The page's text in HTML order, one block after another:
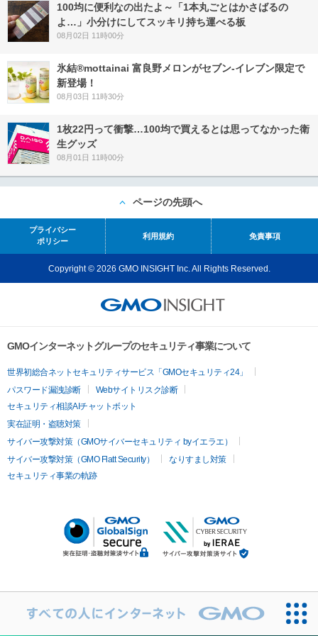
100均に便利なの出たよ～「1本丸ごとはかさばるの
よ…」小分けにしてスッキリ持ち運べる板
08月02日 11時00分
氷結®mottainai 富良野メロンがセブン‐イレブン限定で
新登場！
08月03日 11時30分
1枚22円って衝撃…100均で買えるとは思ってなかった衛
生グッズ
08月01日 11時00分
ページの先頭へ
プライバシー
ポリシー
利用規約 免責事項
Copyright © 2026 GMO INSIGHT Inc. All Rights Reserved.
GMOインターネットグループのセキュリティ事業について
世界初総合ネットセキュリティサービス「GMOセキュリティ24」
パスワード漏洩診断
Webサイトリスク診断
セキュリティ相談AIチャットボット
実在証明・盗聴対策
サイバー攻撃対策（GMOサイバーセキュリティ byイエラエ）
サイバー攻撃対策（GMO Flatt Security）
なりすまし対策
セキュリティ事業の軌跡